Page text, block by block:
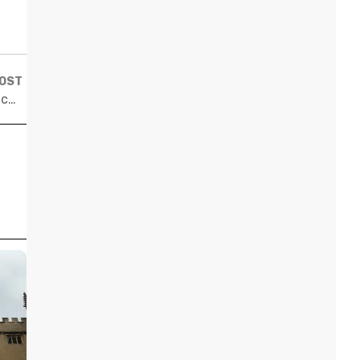
Pós-graduação em STEM: saiba como ela pode alavancar sua carreira